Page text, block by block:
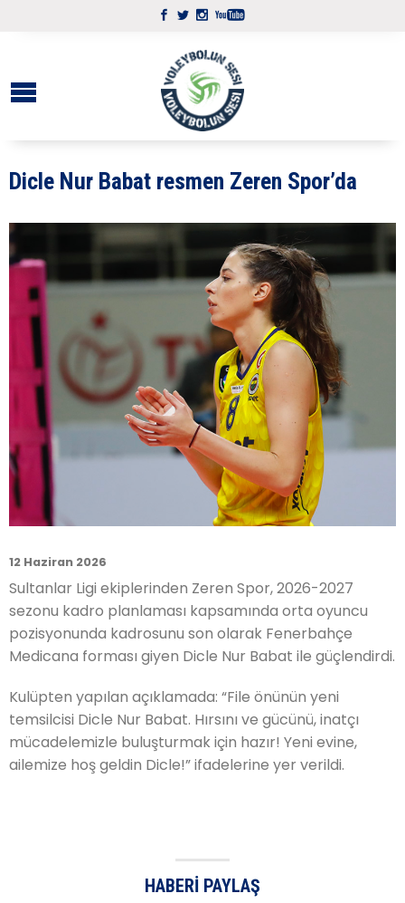
Dicle Nur Babat resmen Zeren Spor’da
12 Haziran 2026
Sultanlar Ligi ekiplerinden Zeren Spor, 2026-2027
sezonu kadro planlaması kapsamında orta oyuncu
pozisyonunda kadrosunu son olarak Fenerbahçe
Medicana forması giyen Dicle Nur Babat ile güçlendirdi.
Kulüpten yapılan açıklamada: “File önünün yeni
temsilcisi Dicle Nur Babat. Hırsını ve gücünü, inatçı
mücadelemizle buluşturmak için hazır! Yeni evine,
ailemize hoş geldin Dicle!” ifadelerine yer verildi.
HABERI PAYLAŞ